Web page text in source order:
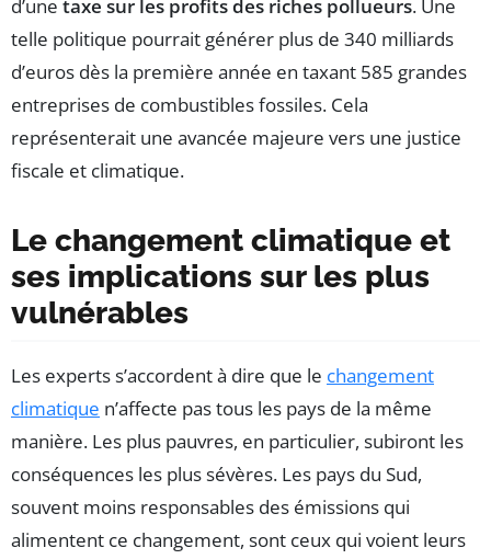
d’une taxe sur les profits des riches pollueurs. Une
telle politique pourrait générer plus de 340 milliards
d’euros dès la première année en taxant 585 grandes
entreprises de combustibles fossiles. Cela
représenterait une avancée majeure vers une justice
fiscale et climatique.
Le changement climatique et
ses implications sur les plus
vulnérables
Les experts s’accordent à dire que le changement
climatique n’affecte pas tous les pays de la même
manière. Les plus pauvres, en particulier, subiront les
conséquences les plus sévères. Les pays du Sud,
souvent moins responsables des émissions qui
alimentent ce changement, sont ceux qui voient leurs